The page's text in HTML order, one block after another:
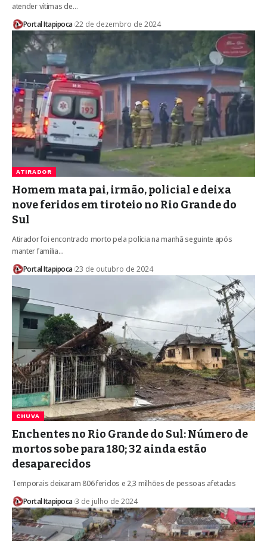
atender vítimas de…
Portal Itapipoca 22 de dezembro de 2024
ATIRADOR
Homem mata pai, irmão, policial e deixa
nove feridos em tiroteio no Rio Grande do
Sul
Atirador foi encontrado morto pela polícia na manhã seguinte após
manter família…
Portal Itapipoca 23 de outubro de 2024
CHUVA
Enchentes no Rio Grande do Sul: Número de
mortos sobe para 180; 32 ainda estão
desaparecidos
Temporais deixaram 806 feridos e 2,3 milhões de pessoas afetadas
Portal Itapipoca 3 de julho de 2024